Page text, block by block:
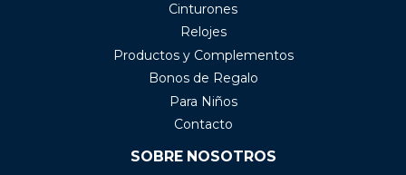
Cinturones
Relojes
Productos y Complementos
Bonos de Regalo
Para Niños
Contacto
SOBRE NOSOTROS